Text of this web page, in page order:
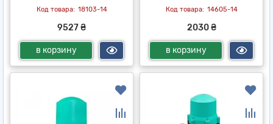
18103-14
9527 ₴
в корзину
14605-14
2030 ₴
в корзину